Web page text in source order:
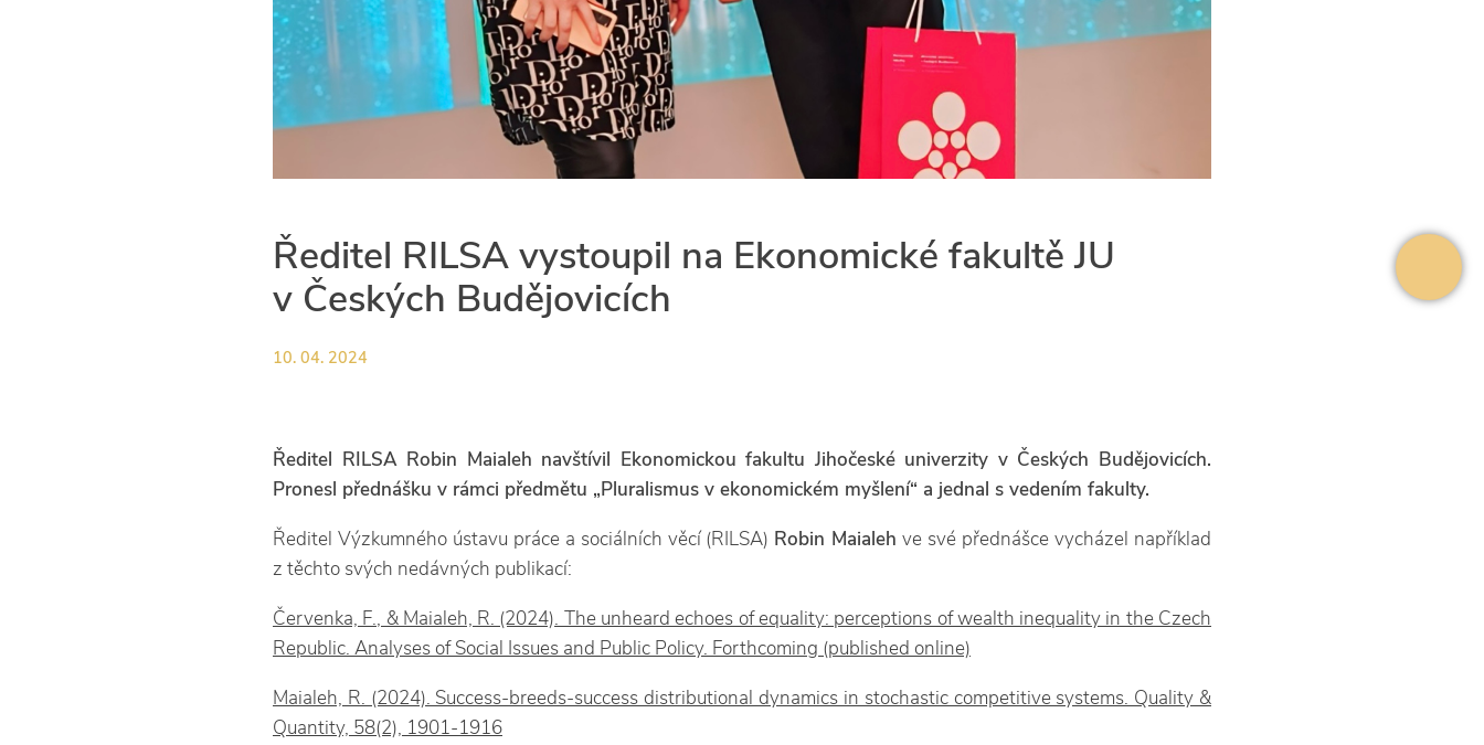
Ředitel RILSA vystoupil na Ekonomické fakultě JU
v Českých Budějovicích
10. 04. 2024
Ředitel RILSA Robin Maialeh navštívil Ekonomickou fakultu Jihočeské univerzity v Českých Budějovicích.
Pronesl přednášku v rámci předmětu „Pluralismus v ekonomickém myšlení“ a jednal s vedením fakulty.
Ředitel Výzkumného ústavu práce a sociálních věcí (RILSA) Robin Maialeh ve své přednášce vycházel například
z těchto svých nedávných publikací:
Červenka, F., & Maialeh, R. (2024). The unheard echoes of equality: perceptions of wealth inequality in the Czech
Republic. Analyses of Social Issues and Public Policy. Forthcoming (published online)
Maialeh, R. (2024). Success-breeds-success distributional dynamics in stochastic competitive systems. Quality &
Quantity, 58(2), 1901-1916